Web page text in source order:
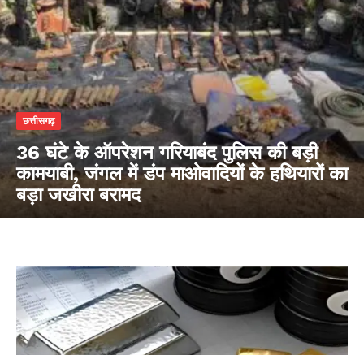
छत्तीसगढ़
36 घंटे के ऑपरेशन गरियाबंद पुलिस की बड़ी
कामयाबी, जंगल में डंप माओवादियों के हथियारों का
बड़ा जखीरा बरामद